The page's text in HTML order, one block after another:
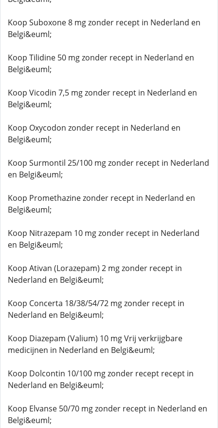
Koop Suboxone 8 mg zonder recept in Nederland en
Belgi&euml;
Koop Tilidine 50 mg zonder recept in Nederland en
Belgi&euml;
Koop Vicodin 7,5 mg zonder recept in Nederland en
Belgi&euml;
Koop Oxycodon zonder recept in Nederland en
Belgi&euml;
Koop Surmontil 25/100 mg zonder recept in Nederland
en Belgi&euml;
Koop Promethazine zonder recept in Nederland en
Belgi&euml;
Koop Nitrazepam 10 mg zonder recept in Nederland
en Belgi&euml;
Koop Ativan (Lorazepam) 2 mg zonder recept in
Nederland en Belgi&euml;
Koop Concerta 18/38/54/72 mg zonder recept in
Nederland en Belgi&euml;
Koop Diazepam (Valium) 10 mg Vrij verkrijgbare
medicijnen in Nederland en Belgi&euml;
Koop Dolcontin 10/100 mg zonder recept recept in
Nederland en Belgi&euml;
Koop Elvanse 50/70 mg zonder recept in Nederland en
Belgi&euml;